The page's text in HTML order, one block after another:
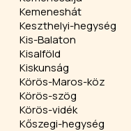
Kemeneshát
Keszthelyi-hegység
Kis-Balaton
Kisalföld
Kiskunság
Körös-Maros-köz
Körös-szög
Körös-vidék
Kőszegi-hegység